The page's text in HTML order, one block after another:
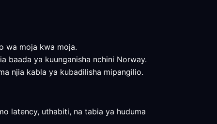
wa moja kwa moja.
baada ya kuunganisha nchini Norway.
njia kabla ya kubadilisha mipangilio.
latency, uthabiti, na tabia ya huduma